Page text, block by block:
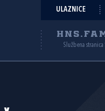
ULAZNICE
Službena stranica